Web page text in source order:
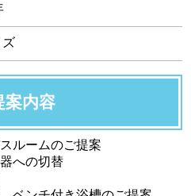
ズ
案内容
ルームのご提案
への切替